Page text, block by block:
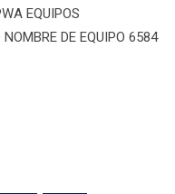
EQUIPOS
DE EQUIPO 6584